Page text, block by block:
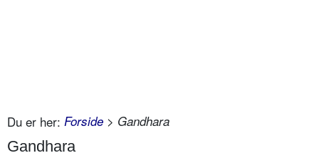
Du er her: Forside > Gandhara
Gandhara